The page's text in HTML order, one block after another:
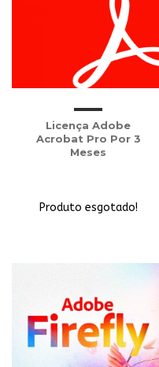
Licença Adobe
Acrobat Pro Por 3
Meses
Produto esgotado!